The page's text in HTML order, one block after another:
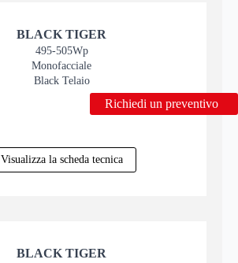
Richiedi un preventivo
BLACK TIGER
495-505Wp
Monofacciale
Black Telaio
Visualizza la scheda tecnica
BLACK TIGER